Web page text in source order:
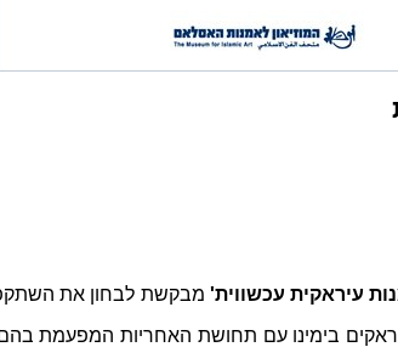
עיראקית עכשווית' מבקשת לבחון את
בימינו עם תחושת האחריות המפעמת